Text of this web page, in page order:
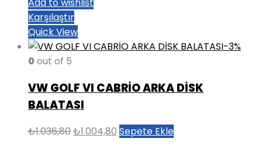
Karşılaştır
Quick View
-3%
0 out of 5
VW GOLF VI CABRİO ARKA DİSK
BALATASI
₺1.036,80Orijinal
₺1.004,80 Şu
Sepete Ekle